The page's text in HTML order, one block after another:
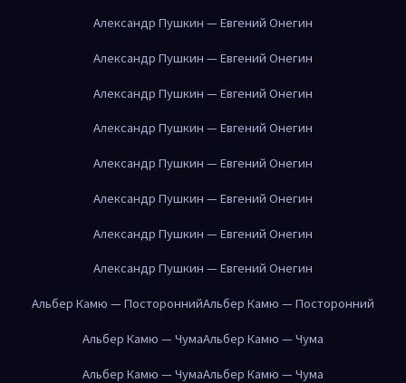
Александр Пушкин — Евгений Онегин
Александр Пушкин — Евгений Онегин
Александр Пушкин — Евгений Онегин
Александр Пушкин — Евгений Онегин
Александр Пушкин — Евгений Онегин
Александр Пушкин — Евгений Онегин
Александр Пушкин — Евгений Онегин
Александр Пушкин — Евгений Онегин
Альбер Камю — ПостороннийАльбер Камю — Посторонний
Альбер Камю — ЧумаАльбер Камю — Чума
Альбер Камю — ЧумаАльбер Камю — Чума